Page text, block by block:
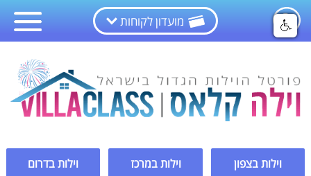
מועדון לקוחות
וילות בצפון וילות במרכז וילות בדרום